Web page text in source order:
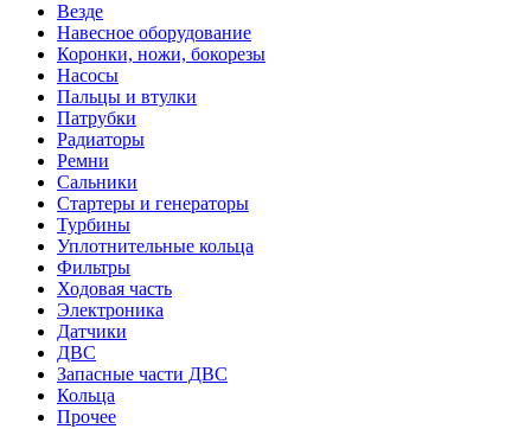
Везде
Навесное оборудование
Коронки, ножи, бокорезы
Насосы
Пальцы и втулки
Патрубки
Радиаторы
Ремни
Сальники
Стартеры и генераторы
Турбины
Уплотнительные кольца
Фильтры
Ходовая часть
Электроника
Датчики
ДВС
Запасные части ДВС
Кольца
Прочее